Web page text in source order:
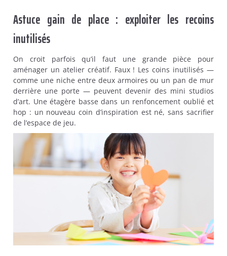
Astuce gain de place : exploiter les recoins
inutilisés
On croit parfois qu’il faut une grande pièce pour
aménager un atelier créatif. Faux ! Les coins inutilisés —
comme une niche entre deux armoires ou un pan de mur
derrière une porte — peuvent devenir des mini studios
d’art. Une étagère basse dans un renfoncement oublié et
hop : un nouveau coin d’inspiration est né, sans sacrifier
de l’espace de jeu.